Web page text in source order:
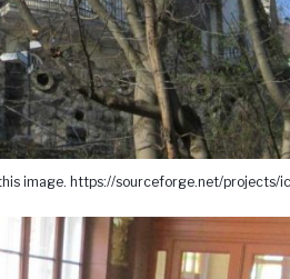
image. https://sourceforge.net/projects/